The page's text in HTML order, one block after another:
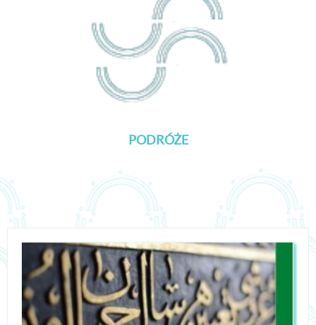
PODRÓŻE